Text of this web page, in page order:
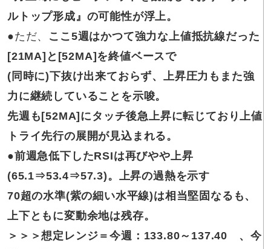
ルトップ形成』の可能性が浮上。
●ただ、 ここ5週はかつて強力な上値抵抗線だった
[21MA]と[52MA]を終値ベースで
(同時に)下抜け出来ておらず、上昇圧力もまた強
力に継続していることを示唆。
先週も[52MA]にタッチ後急上昇に転じており上値
トライ先行の展開が見込まれる。
●前週急低下したRSIは再びやや上昇
(65.1⇒53.4⇒57.3)。上昇の過熱を示す
70超の水準(紫の細い水平線)は相当堅固なるも、
上下ともに変動余地は残存。
＞＞＞想定レンジ＝今週：133.80～137.40 、今